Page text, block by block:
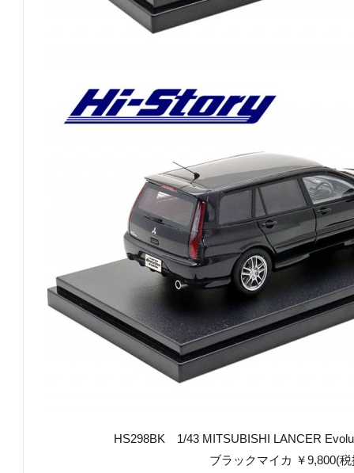
HS298BK 1/43 MITSUBISHI LANCER
ブラックマイカ ￥9,800(